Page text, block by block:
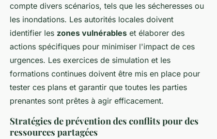
compte divers scénarios, tels que les sécheresses ou
les inondations. Les autorités locales doivent
identifier les zones vulnérables et élaborer des
actions spécifiques pour minimiser l'impact de ces
urgences. Les exercices de simulation et les
formations continues doivent être mis en place pour
tester ces plans et garantir que toutes les parties
prenantes sont prêtes à agir efficacement.
Stratégies de prévention des conflits pour des
ressources partagées